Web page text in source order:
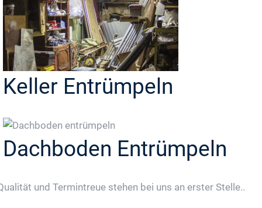
Keller Entrümpeln
Dachboden Entrümpeln
und Termintreue stehen bei uns an erster Stelle..